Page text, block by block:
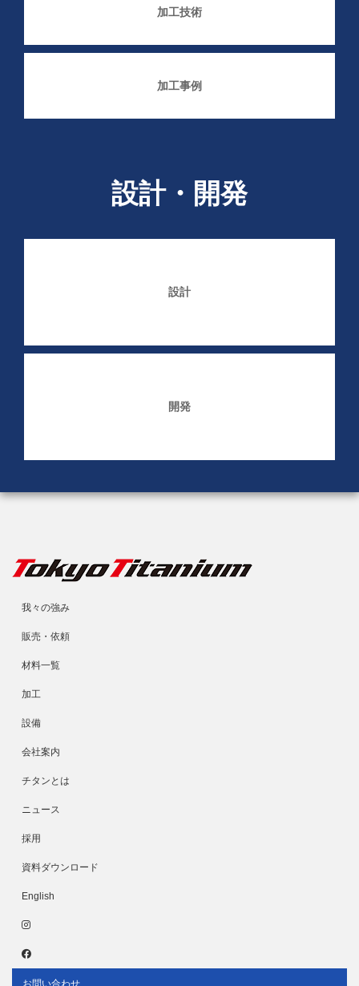
加工技術
加工事例
設計・開発
設計
開発
我々の強み
販売・依頼
材料一覧
加工
設備
会社案内
チタンとは
ニュース
採用
資料ダウンロード
English
お問い合わせ